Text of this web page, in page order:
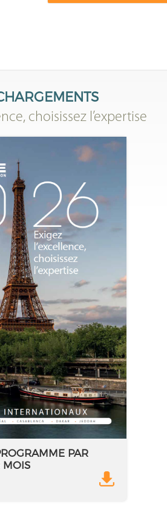
choisissez l’expertise
PAR
MOIS